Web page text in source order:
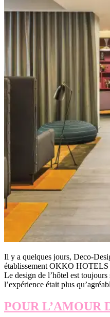
Il y a quelques jours, Deco-
établissement OKKO
Le design de l’hôtel est
l’expérience était plus
POUR L’AMOUR